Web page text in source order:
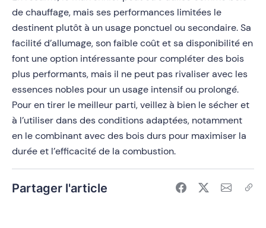
de chauffage, mais ses performances limitées le
destinent plutôt à un usage ponctuel ou secondaire. Sa
facilité d’allumage, son faible coût et sa disponibilité en
font une option intéressante pour compléter des bois
plus performants, mais il ne peut pas rivaliser avec les
essences nobles pour un usage intensif ou prolongé.
Pour en tirer le meilleur parti, veillez à bien le sécher et
à l’utiliser dans des conditions adaptées, notamment
en le combinant avec des bois durs pour maximiser la
durée et l’efficacité de la combustion.
Partager l'article